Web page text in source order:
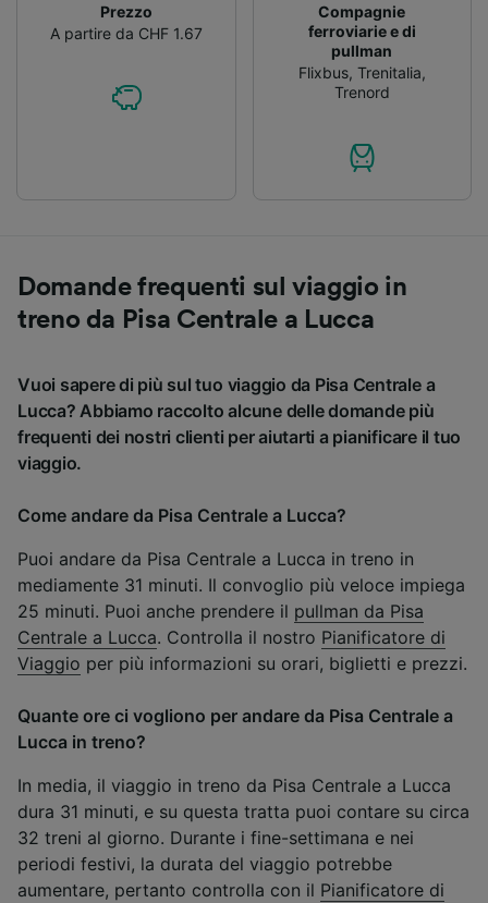
Prezzo
A partire da CHF 1.67
Compagnie
ferroviarie e di
pullman
Flixbus, Trenitalia,
Trenord
Domande frequenti sul viaggio in
treno da Pisa Centrale a Lucca
Vuoi sapere di più sul tuo viaggio da Pisa Centrale a
Lucca? Abbiamo raccolto alcune delle domande più
frequenti dei nostri clienti per aiutarti a pianificare il tuo
viaggio.
Come andare da Pisa Centrale a Lucca?
Puoi andare da Pisa Centrale a Lucca in treno in
mediamente 31 minuti. Il convoglio più veloce impiega
25 minuti. Puoi anche prendere il pullman da Pisa
Centrale a Lucca. Controlla il nostro Pianificatore di
Viaggio per più informazioni su orari, biglietti e prezzi.
Quante ore ci vogliono per andare da Pisa Centrale a
Lucca in treno?
In media, il viaggio in treno da Pisa Centrale a Lucca
dura 31 minuti, e su questa tratta puoi contare su circa
32 treni al giorno. Durante i fine-settimana e nei
periodi festivi, la durata del viaggio potrebbe
aumentare, pertanto controlla con il Pianificatore di